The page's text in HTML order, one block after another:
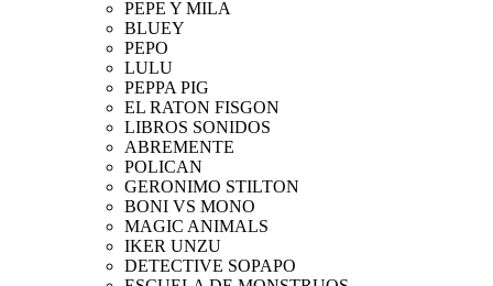
PEPE Y MILA
BLUEY
PEPO
LULU
PEPPA PIG
EL RATON FISGON
LIBROS SONIDOS
ABREMENTE
POLICAN
GERONIMO STILTON
BONI VS MONO
MAGIC ANIMALS
IKER UNZU
DETECTIVE SOPAPO